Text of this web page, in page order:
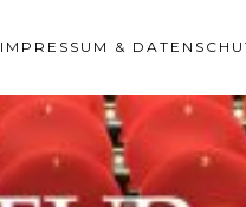
IMPRESSUM &